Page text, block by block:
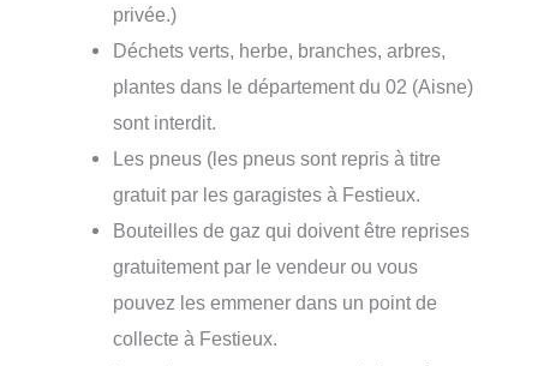
privée.)
Déchets verts, herbe, branches, arbres,
plantes dans le département du 02 (Aisne)
sont interdit.
Les pneus (les pneus sont repris à titre
gratuit par les garagistes à Festieux.
Bouteilles de gaz qui doivent être reprises
gratuitement par le vendeur ou vous
pouvez les emmener dans un point de
collecte à Festieux.